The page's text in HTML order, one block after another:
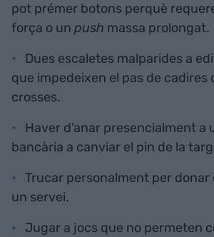
pot prémer botons perquè
força o un push massa prolongat.
Dues escaletes malparides a
que impedeixen el pas de cadires
crosses.
Haver d'anar presencialment a
bancària a canviar el pin de la
Trucar personalment per donar
un servei.
Jugar a jocs que no permeten